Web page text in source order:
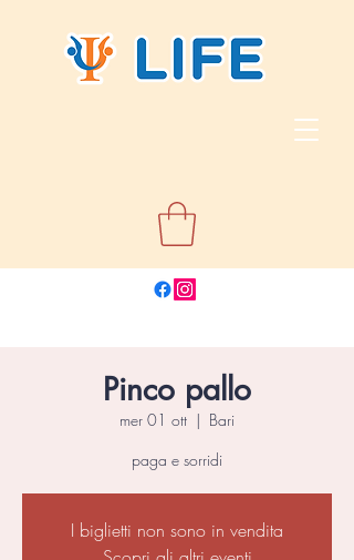
Pinco pallo
mer 01 ott
  |
Bari
paga e sorridi
I biglietti non sono in vendita